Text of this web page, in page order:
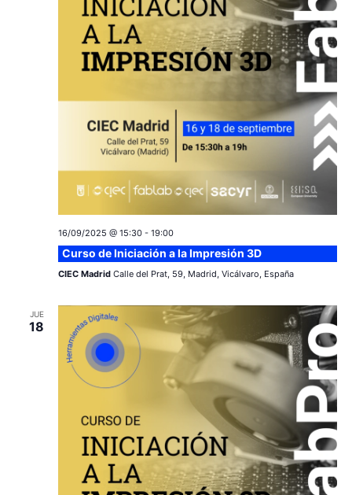
c
i
ó
n
d
e
v
i
t
a
s
ó
n
d
e
v
i
t
a
s
e
E
v
e
n
t
o
16/09/2025 @ 15:30- 19:00
Curso de Iniciación a la Impresión 3D
CIEC Madrid Calle del Prat, 59, Madrid, Vicálvaro, España
JUE
18